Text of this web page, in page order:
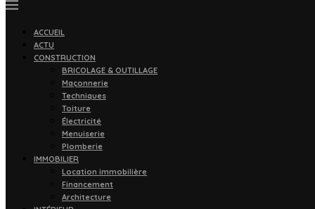
ACCUEIL
ACTU
CONSTRUCTION
BRICOLAGE & OUTILLAGE
Maçonnerie
Techniques
Toiture
Électricité
Menuiserie
Plomberie
IMMOBILIER
Location immobilière
Financement
Architecture